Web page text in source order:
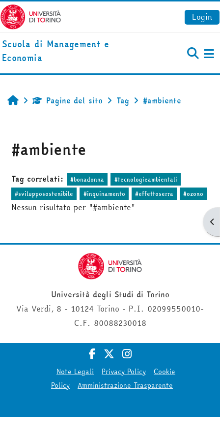
Vai al contenuto principale
Login
Scuola di Management e
Economia
HomePagine del sito Tag #ambiente
#ambiente
Tag correlati: #bonadonna
#tecnologieambientali
#svilupposostenibile
#inquinamento #effettoserra #ozono
Nessun risultato per "#ambiente"
Università degli Studi di Torino
Via Verdi, 8 - 10124 Torino - P.I. 02099550010-
C.F. 80088230018
Note Legali Privacy Policy
Cookie
Policy
Amministrazione Trasparente